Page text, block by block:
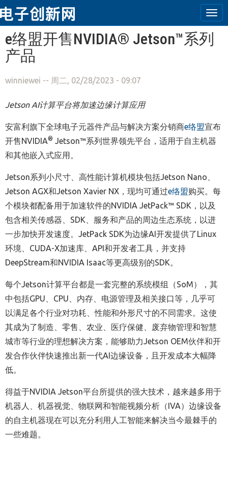
跳转到主要内容
e络盟开售NVIDIA® Jetson™系列
产品
winniewei -- 周二, 02/28/2023 - 09:07
Jetson AI计算平台将加速边缘计算应用
安富利旗下全球电子元器件产品与解决方案分销商e络盟宣布
开售NVIDIA® Jetson™系列世界领先平台，适用于自主机器
和其他嵌入式应用。
Jetson系列小尺寸、高性能计算机模块包括Jetson Nano、
Jetson AGX和Jetson Xavier NX，现均可通过e络盟购买。每
个模块都配备用于加速软件的NVIDIA JetPack™ SDK，以及
包含相关传感器、SDK、服务和产品的周边生态系统，以进
一步加快开发速度。JetPack SDK为边缘AI开发提供了Linux
环境、CUDA-X加速库、API和开发者工具，并支持
DeepStream和NVIDIA Isaac等更高级别的SDK。
每个Jetson计算平台都是一套完整的系统模组（SoM），其
中包括GPU、CPU、内存、电源管理及相关接口等，几乎可
以满足各个行业对功耗、性能和外形尺寸的不同需求。这使
其成为了制造、零售、农业、医疗保健、废弃物管理和智慧
城市等行业的理想解决方案，能够助力Jetson OEM伙伴和开
发合作伙伴快速推出新一代AI边缘设备，且开发成本大幅降
低。
得益于NVIDIA Jetson平台所提供的强大技术，越来越多用于
机器人、机器视觉、物联网和智能视频分析（IVA）边缘设备
的自主机器现在可以充分利用人工智能来解决当今最棘手的
一些难题。